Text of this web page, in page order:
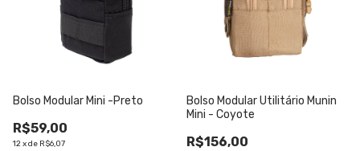
Bolso Modular Mini -Preto
R$59,00
12xde R$6,07
Bolso Modular Utilitário Munin
Mini - Coyote
R$156,00